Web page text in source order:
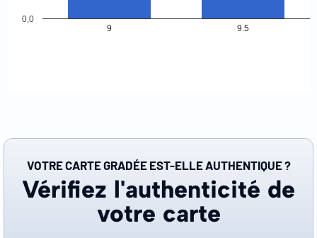
9 9.5
0,0
VOTRE CARTE GRADÉE EST-ELLE AUTHENTIQUE ?
Vérifiez l'authenticité de
votre carte